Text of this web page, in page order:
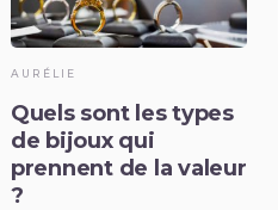
AURÉLIE
Quels sont les types
de bijoux qui
prennent de la valeur
?